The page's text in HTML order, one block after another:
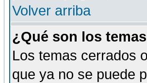
Volver arriba
¿Qué son los
Los temas cerrados
que ya no se puede